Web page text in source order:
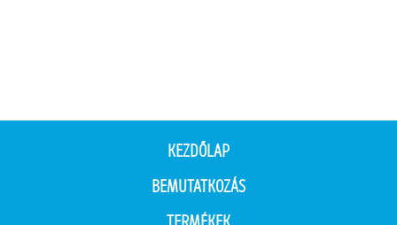
KEZDŐLAP
BEMUTATKOZÁS